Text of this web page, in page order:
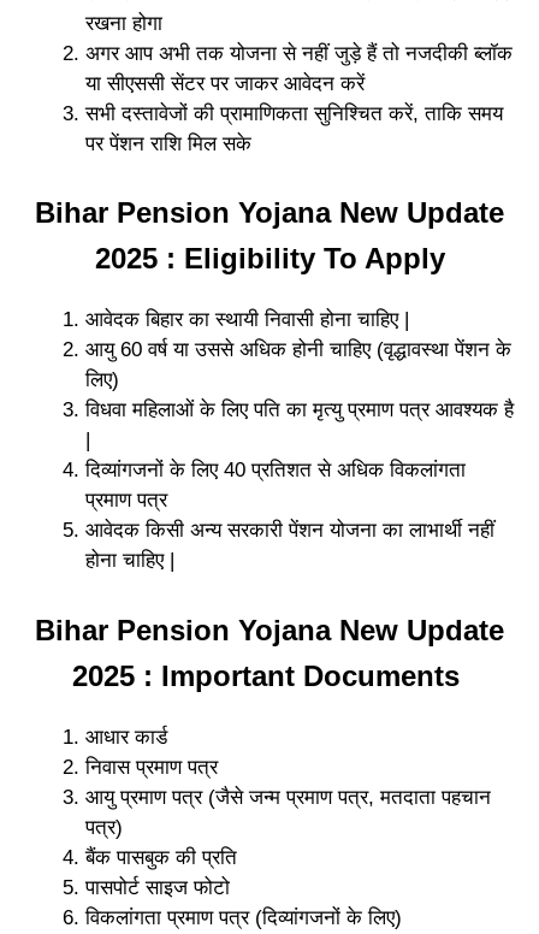
रखना होगा
अगर आप अभी तक योजना से नहीं जुड़े हैं तो नजदीकी ब्लॉक
या सीएससी सेंटर पर जाकर आवेदन करें
सभी दस्तावेजों की प्रामाणिकता सुनिश्चित करें, ताकि समय
पर पेंशन राशि मिल सके
Bihar Pension Yojana New Update
2025 : Eligibility To Apply
आवेदक बिहार का स्थायी निवासी होना चाहिए |
आयु 60 वर्ष या उससे अधिक होनी चाहिए (वृद्धावस्था पेंशन के
लिए)
विधवा महिलाओं के लिए पति का मृत्यु प्रमाण पत्र आवश्यक है
दिव्यांगजनों के लिए 40 प्रतिशत से अधिक विकलांगता
प्रमाण पत्र
आवेदक किसी अन्य सरकारी पेंशन योजना का लाभार्थी नहीं
होना चाहिए |
Bihar Pension Yojana New Update
2025 : Important Documents
आधार कार्ड
निवास प्रमाण पत्र
आयु प्रमाण पत्र (जैसे जन्म प्रमाण पत्र, मतदाता पहचान
पत्र)
बैंक पासबुक की प्रति
पासपोर्ट साइज फोटो
विकलांगता प्रमाण पत्र (दिव्यांगजनों के लिए)